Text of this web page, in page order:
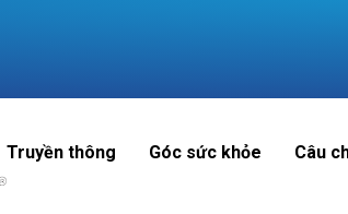
Truyền thông Góc sức khỏe Câu